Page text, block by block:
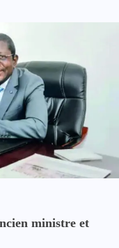
ministre et